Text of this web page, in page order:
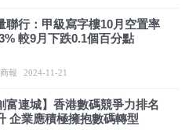
聯行：甲級寫字樓10月空置率
較9月下跌0.1個百分點
報 2024-11-21
富連城】香港數碼競爭力排名
企業應積極擁抱數碼轉型